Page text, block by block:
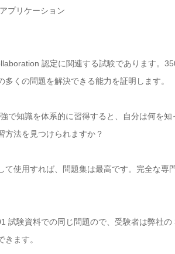
プリケーション
認定に関連する試験であります。
くの問題を解決できる能力を証明します。
で知識を体系的に習得すると、自分は何を
方法を見つけられますか？
て使用すれば、問題集は最高です。完全な
試験資料での同じ問題ので、受験者は弊社
ます。